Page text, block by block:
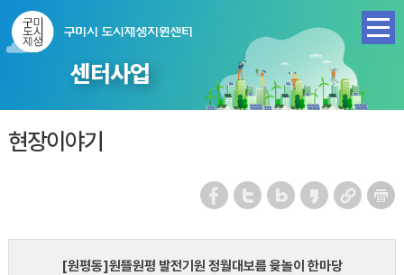
센터사업
현장이야기
[원평동]원뜰원평 발전기원 정월대보름 윷놀이 한마당